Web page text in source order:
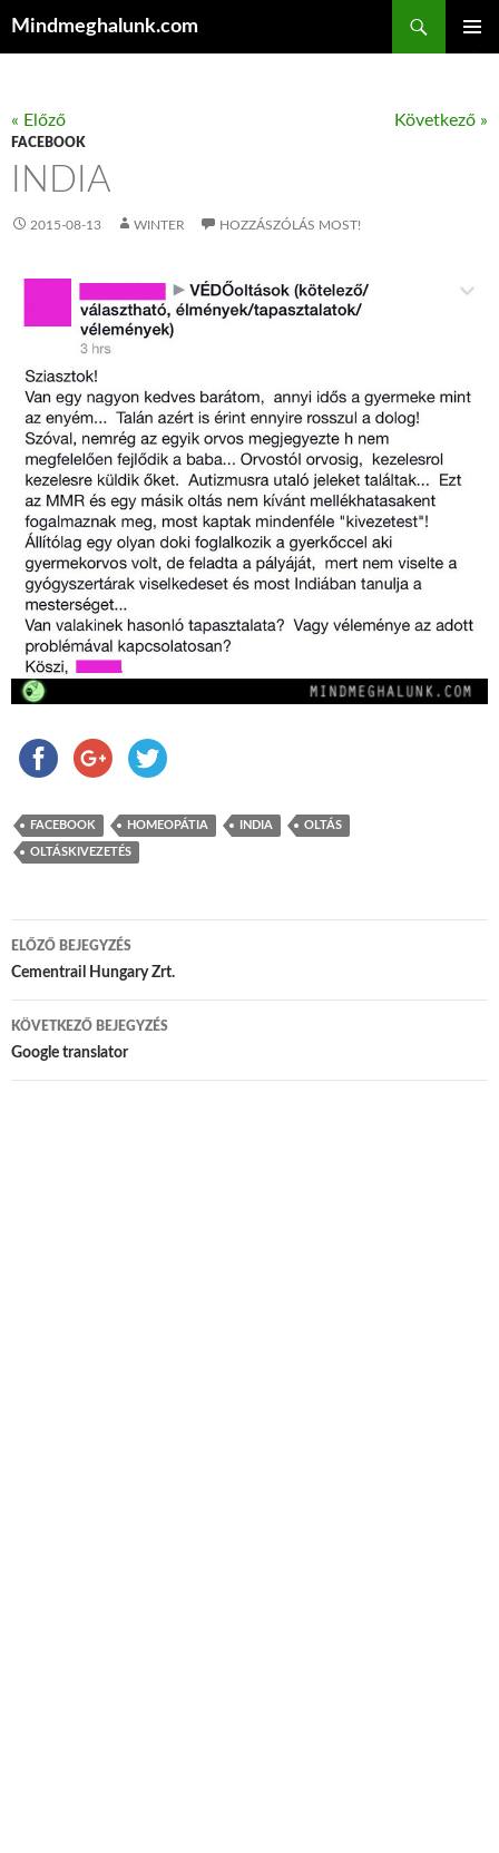
Mindmeghalunk.com
« Előző Következő »
FACEBOOK
INDIA
2015-08-13 WINTER HOZZÁSZÓLÁS MOST!
FACEBOOK HOMEOPÁTIA INDIA OLTÁS
OLTÁSKIVEZETÉS
Bejegyzés navigáció
ELŐZŐ BEJEGYZÉS
Cementrail Hungary Zrt.
KÖVETKEZŐ BEJEGYZÉS
Google translator